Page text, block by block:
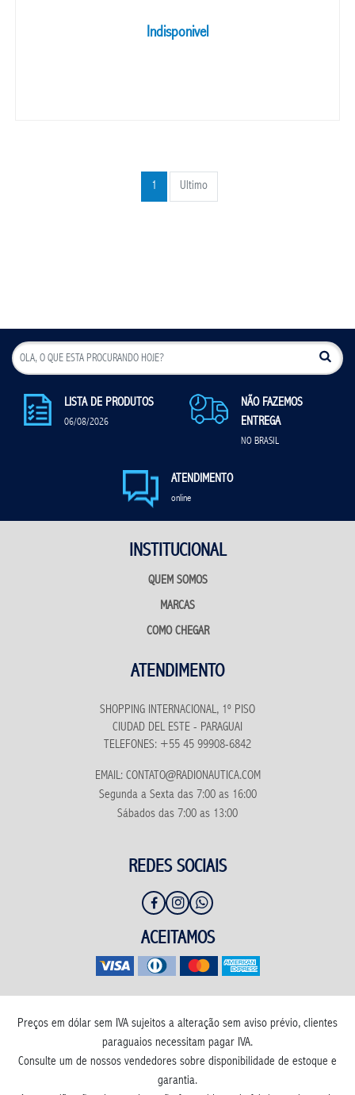
Indisponivel
1 Ultimo
LISTA DE PRODUTOS
06/08/2026
NÃO FAZEMOS
ENTREGA
NO BRASIL
ATENDIMENTO
online
INSTITUCIONAL
QUEM SOMOS
MARCAS
COMO CHEGAR
ATENDIMENTO
SHOPPING INTERNACIONAL, 1º PISO
CIUDAD DEL ESTE - PARAGUAI
TELEFONES: +55 45 99908-6842
EMAIL: CONTATO@RADIONAUTICA.COM
Segunda a Sexta das 7:00 as 16:00
Sábados das 7:00 as 13:00
REDES SOCIAIS
ACEITAMOS
Preços em dólar sem IVA sujeitos a alteração sem aviso prévio, clientes
paraguaios necessitam pagar IVA.
Consulte um de nossos vendedores sobre disponibilidade de estoque e
garantia.